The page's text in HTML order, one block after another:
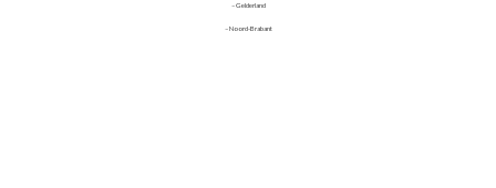
– Gelderland
– Noord-Brabant